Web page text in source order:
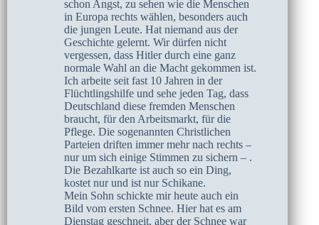
schon Angst, zu sehen wie die Menschen
in Europa rechts wählen, besonders auch
die jungen Leute. Hat niemand aus der
Geschichte gelernt. Wir dürfen nicht
vergessen, dass Hitler durch eine ganz
normale Wahl an die Macht gekommen ist.
Ich arbeite seit fast 10 Jahren in der
Flüchtlingshilfe und sehe jeden Tag, dass
Deutschland diese fremden Menschen
braucht, für den Arbeitsmarkt, für die
Pflege. Die sogenannten Christlichen
Parteien driften immer mehr nach rechts –
nur um sich einige Stimmen zu sichern – .
Die Bezahlkarte ist auch so ein Ding,
kostet nur und ist nur Schikane.
Mein Sohn schickte mir heute auch ein
Bild vom ersten Schnee. Hier hat es am
Dienstag geschneit, aber der Schnee war